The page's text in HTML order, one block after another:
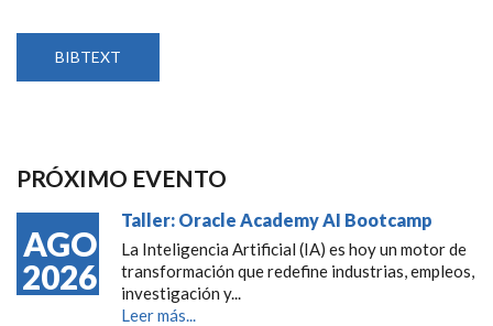
BIBTEXT
PRÓXIMO EVENTO
AGO
2026
Taller: Oracle Academy AI Bootcamp
La Inteligencia Artificial (IA) es hoy un motor de
transformación que redefine industrias, empleos,
investigación y...
Leer más...